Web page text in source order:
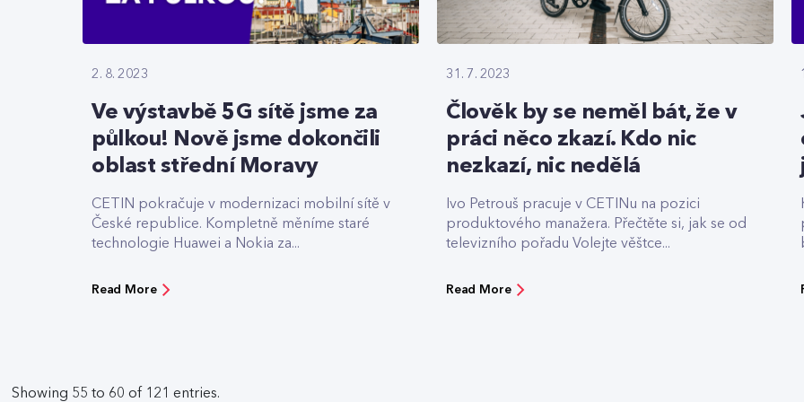
2. 8. 2023
Ve výstavbě 5G sítě jsme za
půlkou! Nově jsme dokončili
oblast střední Moravy
CETIN pokračuje v modernizaci mobilní sítě v
České republice. Kompletně měníme staré
technologie Huawei a Nokia za...
Read More
31. 7. 2023
Člověk by se neměl bát, že v
práci něco zkazí. Kdo nic
nezkazí, nic nedělá
Ivo Petrouš pracuje v CETINu na pozici
produktového manažera. Přečtěte si, jak se od
televizního pořadu Volejte věštce...
Read More
Showing 55 to 60 of 121 entries.